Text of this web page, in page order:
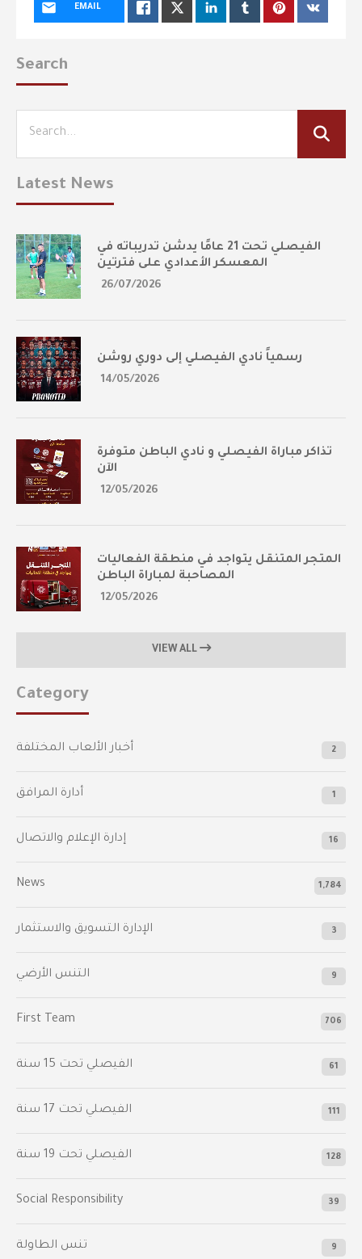
EMAIL
Search
Latest News
الفيصلي تحت 21 عامًا يدشن تدريباته في
المعسكر الأعدادي على فترتين
26/07/2026
رسمياً نادي الفيصلي إلى دوري روشن
14/05/2026
تذاكر مباراة الفيصلي و نادي الباطن متوفرة
الآن
12/05/2026
المتجر المتنقل يتواجد في منطقة الفعاليات
المصاحبة لمباراة الباطن
12/05/2026
VIEW ALL
Category
أخبار الألعاب المختلفة 2
أدارة المرافق 1
إدارة الإعلام والاتصال 16
News 1,784
الإدارة التسويق والاستثمار 3
التنس الأرضي 9
First Team 706
الفيصلي‬⁩ تحت 15 سنة 61
‫الفيصلي‬⁩ تحت 17 سنة 111
الفيصلي‬⁩ تحت 19 سنة 128
Social Responsibility 39
تنس الطاولة 9